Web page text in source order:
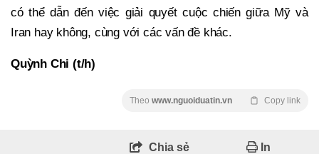
có thể dẫn đến việc giải quyết cuộc chiến giữa Mỹ và
Iran hay không, cùng với các vấn đề khác.
Quỳnh Chi (t/h)
Theo www.nguoiduatin.vn Copy link
Chia sẻ In